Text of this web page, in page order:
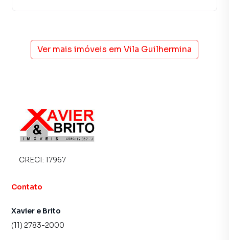
Ver mais imóveis em Vila Guilhermina
CRECI: 17967
Contato
Xavier e Brito
(11) 2783-2000